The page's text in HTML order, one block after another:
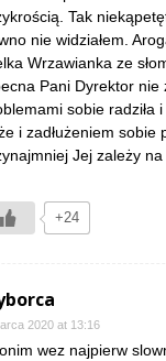
Tak
nie widziałem.
Wrzawianka ze
Pani Dyrektor nie
sobie radziła
i zadłużeniem sobie
Jej zależy na
+24
2020 at 13:16
wez najpierw